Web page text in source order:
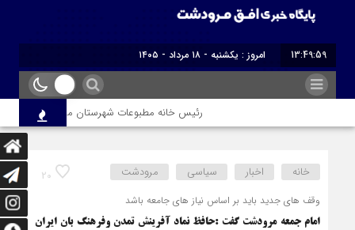
13:50:00 امروز : یکشنبه - ۱۸ مرداد - ۱۴۰۵
رئیس خانه مطبوعات شهرستان مرودشت طی
20 خانه اخبار سیاسی مرودشت
وقف های جدید باید بر اساس نیاز های جامعه باشد
امام جمعه مرودشت گفت :حافظ نماد آفرینش تمدن وفرهنگ بان ایران